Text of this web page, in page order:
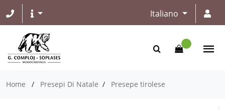
Italiano
Home / Presepi Di Natale / Presepe tirolese